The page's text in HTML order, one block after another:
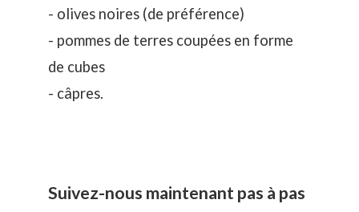
- olives noires (de préférence)
- pommes de terres coupées en forme
de cubes
- câpres.
Suivez-nous maintenant pas à pas